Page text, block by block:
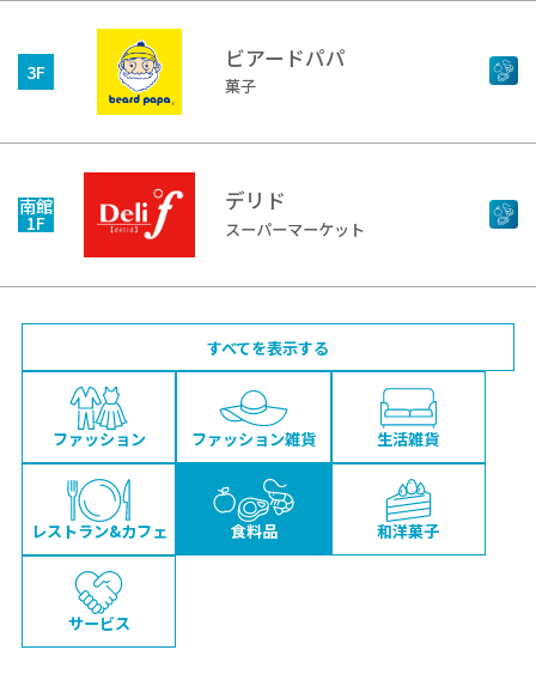
3F ビアードパパ
菓子
南館
1F
デリド
スーパーマーケット
すべてを表示する
ファッション ファッション雑貨 生活雑貨
レストラン&カフェ 食料品 和洋菓子
サービス